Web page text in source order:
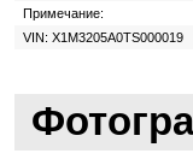
Примечание:
VIN: X1M3205A0TS000019